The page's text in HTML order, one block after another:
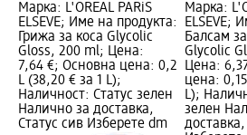
Марка: L'ORÉAL PARiS
ELSEVE; Име на продукта:
Грижа за коса Glycolic
Gloss, 200 ml; Цена:
7,64 €; Основна цена: 0,2
L (38,20 € за 1 L);
Наличност: Статус зелен
Налично за доставка,
Статус сив Изберете dm
Марка:
ELSEVE;
Балсам
Glycolic
Цена:
цена:
L);
зелен